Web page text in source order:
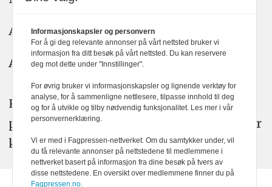
Annonse: annonse@watchmedia.no
Abonnement:kom24@watchmedia.no
KOM24 arbeider etter Vær Varsom-
plakatens regler for god presseskikk. Her
kan du lese mer omPFUsarbeid.
Informasjonskapsler og personvern
For å gi deg relevante annonser på vårt nettsted bruker vi
informasjon fra ditt besøk på vårt nettsted. Du kan reservere
deg mot dette under "Innstillinger".
For øvrig bruker vi informasjonskapsler og lignende verktøy for
analyse, for å sammenligne nettlesere, tilpasse innhold til deg
og for å utvikle og tilby nødvendig funksjonalitet. Les mer i vår
personvernerklæring.
Vi er med i Fagpressen-nettverket. Om du samtykker under, vil
du få relevante annonser på nettstedene til medlemmene i
nettverket basert på informasjon fra dine besøk på tvers av
disse nettstedene. En oversikt over medlemmene finner du på
Fagpressen.no.